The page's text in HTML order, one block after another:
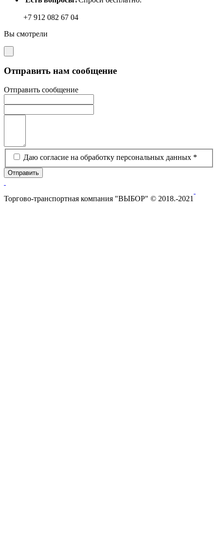
+7 912 082 67 04
Вы смотрели
Отправить нам сообщение
Отправить сообщение
Даю согласие на обработку персональных данных *
Отправить
Торгово-транспортная компания "ВЫБОР" © 2018.-2021